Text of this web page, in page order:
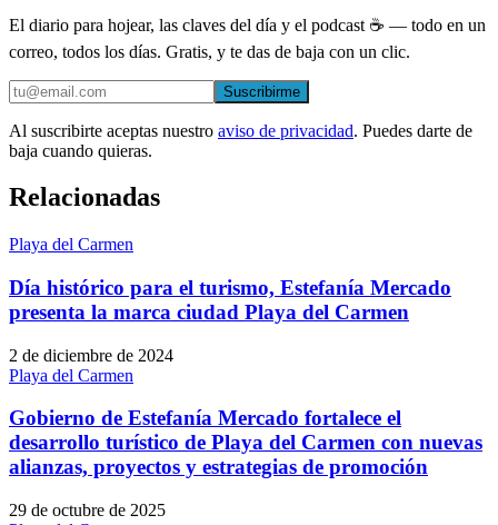
El diario para hojear, las claves del día y el podcast ☕ — todo en un
correo, todos los días. Gratis, y te das de baja con un clic.
Suscribirme
Al suscribirte aceptas nuestro aviso de privacidad. Puedes darte de
baja cuando quieras.
Relacionadas
Playa del Carmen
Día histórico para el turismo, Estefanía Mercado
presenta la marca ciudad Playa del Carmen
2 de diciembre de 2024
Playa del Carmen
Gobierno de Estefanía Mercado fortalece el
desarrollo turístico de Playa del Carmen con nuevas
alianzas, proyectos y estrategias de promoción
29 de octubre de 2025